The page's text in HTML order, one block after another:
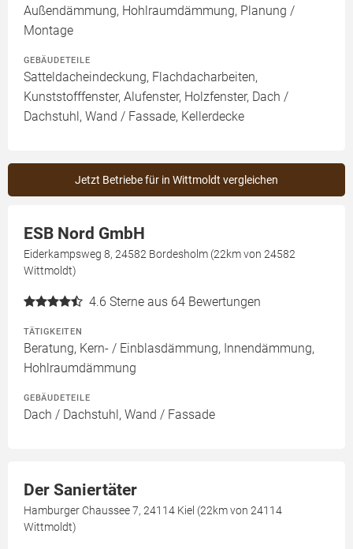
Außendämmung, Hohlraumdämmung, Planung /
Montage
GEBÄUDETEILE
Satteldacheindeckung, Flachdacharbeiten,
Kunststofffenster, Alufenster, Holzfenster, Dach /
Dachstuhl, Wand / Fassade, Kellerdecke
Jetzt Betriebe für in Wittmoldt vergleichen
ESB Nord GmbH
Eiderkampsweg 8, 24582 Bordesholm (22km von 24582
Wittmoldt)
4.6 Sterne aus 64 Bewertungen
TÄTIGKEITEN
Beratung, Kern- / Einblasdämmung, Innendämmung,
Hohlraumdämmung
GEBÄUDETEILE
Dach / Dachstuhl, Wand / Fassade
Der Saniertäter
Hamburger Chaussee 7, 24114 Kiel (22km von 24114
Wittmoldt)